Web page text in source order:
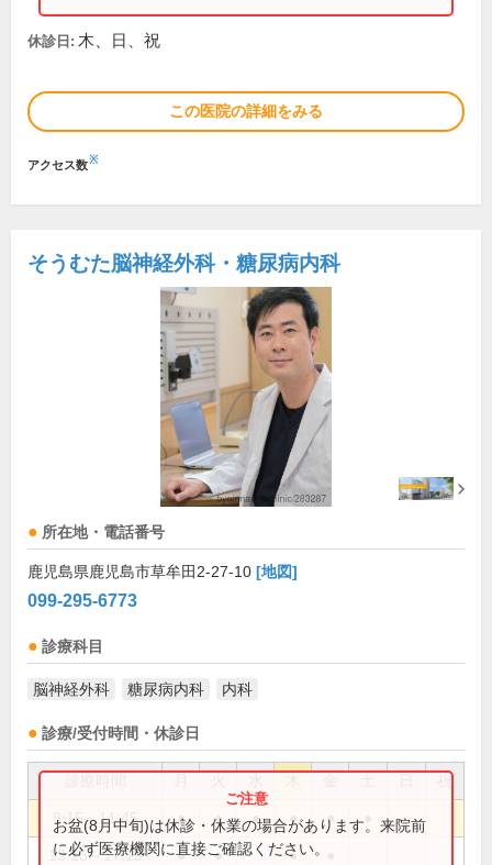
休診日: 木、日、祝
この医院の詳細をみる
アクセス数※
そうむた脳神経外科・糖尿病内科
所在地・電話番号
鹿児島県鹿児島市草牟田2-27-10 [地図]
099-295-6773
診療科目
脳神経外科 糖尿病内科 内科
診療/受付時間・休診日
祝
8:15～11:45 ● ● ● ● ●
13:15～17:15 ● ● ●
お盆(8月中旬)は休診・休業の場合があります。来院前
に必ず医療機関に直接ご確認ください。